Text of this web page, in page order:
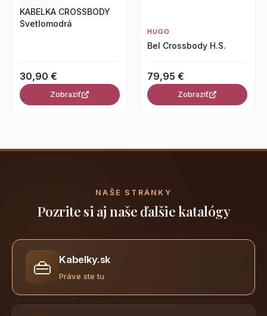
KABELKA CROSSBODY
Svetlomodrá
30,90 €
Zobraziť
HUGO
Bel Crossbody H.S.
79,95 €
Zobraziť
NAŠE STRÁNKY
Pozrite si aj naše ďalšie katalógy
👜 Kabelky.sk
Práve ste tu